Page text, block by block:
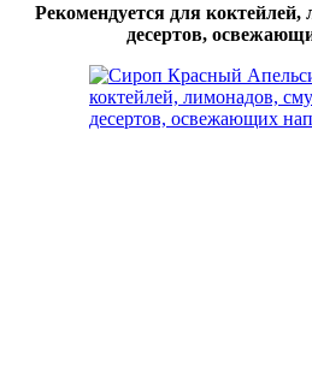
Рекомендуется для коктейлей,
десертов,